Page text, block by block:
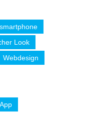
smartphone
Look
Webdesign